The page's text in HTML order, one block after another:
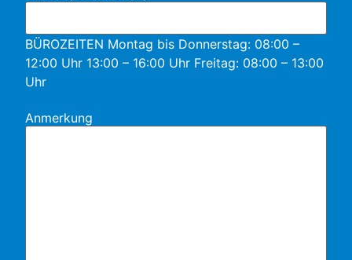
BÜROZEITEN Montag bis Donnerstag: 08:00 –
12:00 Uhr 13:00 – 16:00 Uhr Freitag: 08:00 – 13:00
Uhr
Anmerkung